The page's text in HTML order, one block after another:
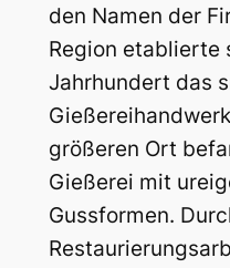
den Namen der
Region etablierte
Jahrhundert das
größeren Ort
Gießerei mit
Gussformen.